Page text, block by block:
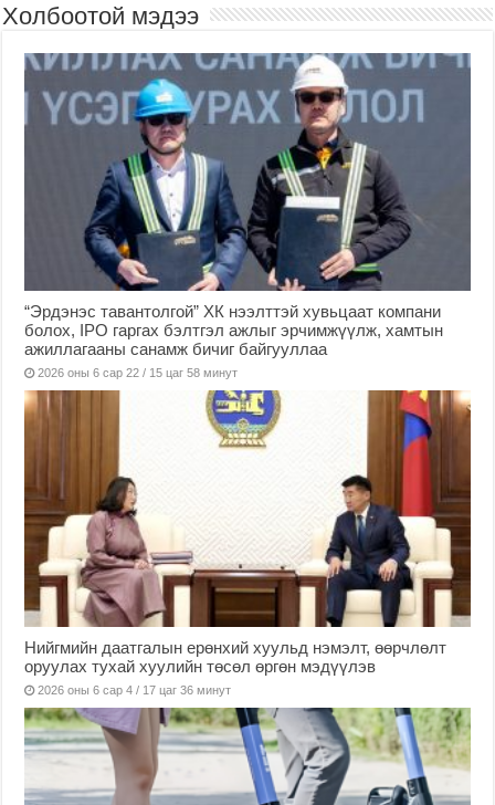
Холбоотой мэдээ
“Эрдэнэс тавантолгой” ХК нээлттэй хувьцаат компани
болох, IPO гаргах бэлтгэл ажлыг эрчимжүүлж, хамтын
ажиллагааны санамж бичиг байгууллаа
2026 оны 6 сар 22 / 15 цаг 58 минут
Нийгмийн даатгалын ерөнхий хуульд нэмэлт, өөрчлөлт
оруулах тухай хуулийн төсөл өргөн мэдүүлэв
2026 оны 6 сар 4 / 17 цаг 36 минут